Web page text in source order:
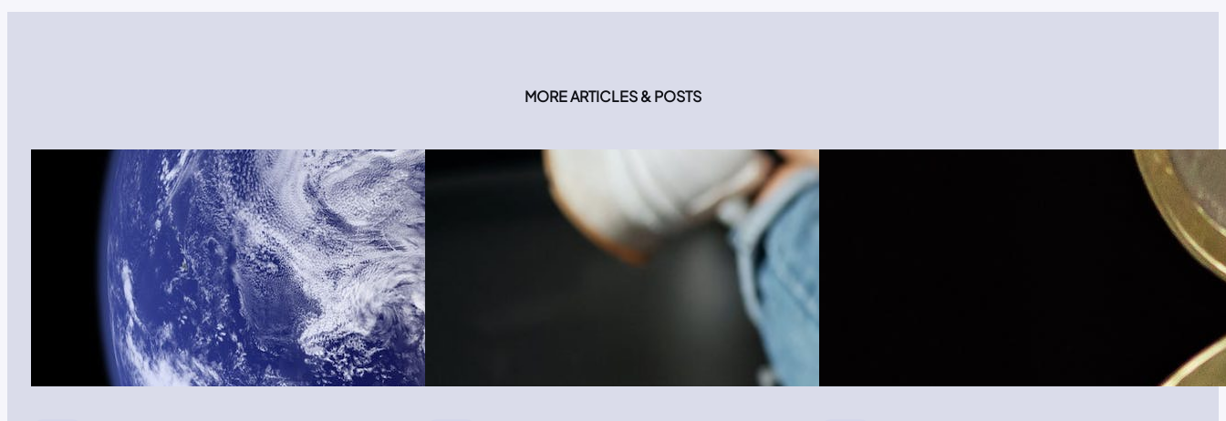
MORE ARTICLES & POSTS